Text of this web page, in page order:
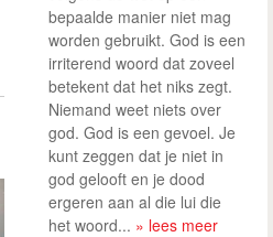
bepaalde manier niet mag
worden gebruikt. God is een
irriterend woord dat zoveel
betekent dat het niks zegt.
Niemand weet niets over
god. God is een gevoel. Je
kunt zeggen dat je niet in
god gelooft en je dood
ergeren aan al die lui die
het woord... » lees meer